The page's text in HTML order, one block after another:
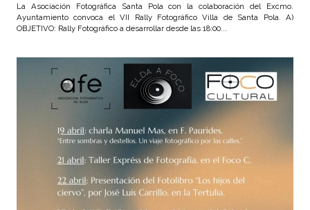
La Asociación Fotográfica Santa Pola con la colaboración del Excmo.
Ayuntamiento convoca el VII Rally Fotográfico Villa de Santa Pola. A)
OBJETIVO: Rally Fotográfico a desarrollar desde las 18:00...